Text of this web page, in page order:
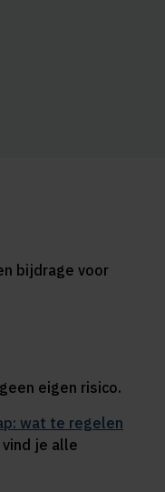
bijdrage voor
eigen risico.
wat te regelen
vind je alle